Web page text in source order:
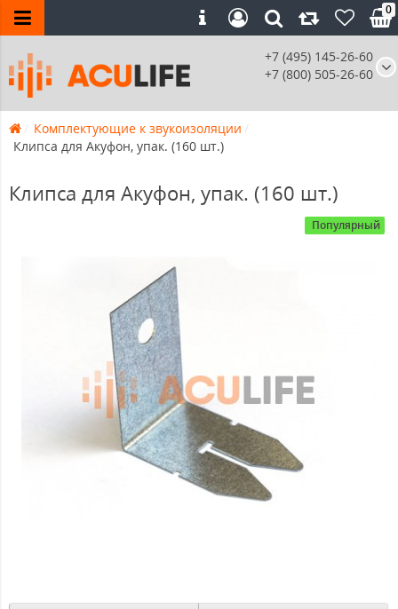
+7 (495) 145-26-60
+7 (800) 505-26-60
0
Комплектующие к звукоизоляции
Клипса для Акуфон, упак. (160 шт.)
Клипса для Акуфон, упак. (160 шт.)
Популярный